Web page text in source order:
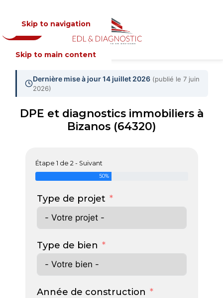
Skip to navigation
Skip to main content
MENU
Dernière mise à jour 14 juillet 2026 (publié le 7 juin
2026)
DPE et diagnostics immobiliers à
Bizanos (64320)
Étape 1 de 2 - Suivant
50%
Type de projet
Type de bien
Année de construction